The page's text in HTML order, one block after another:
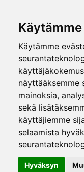
Käytämme
näyttääksemme
mainoksia,
sekä
käyttäjiemme
selaamista
Hyväksyn